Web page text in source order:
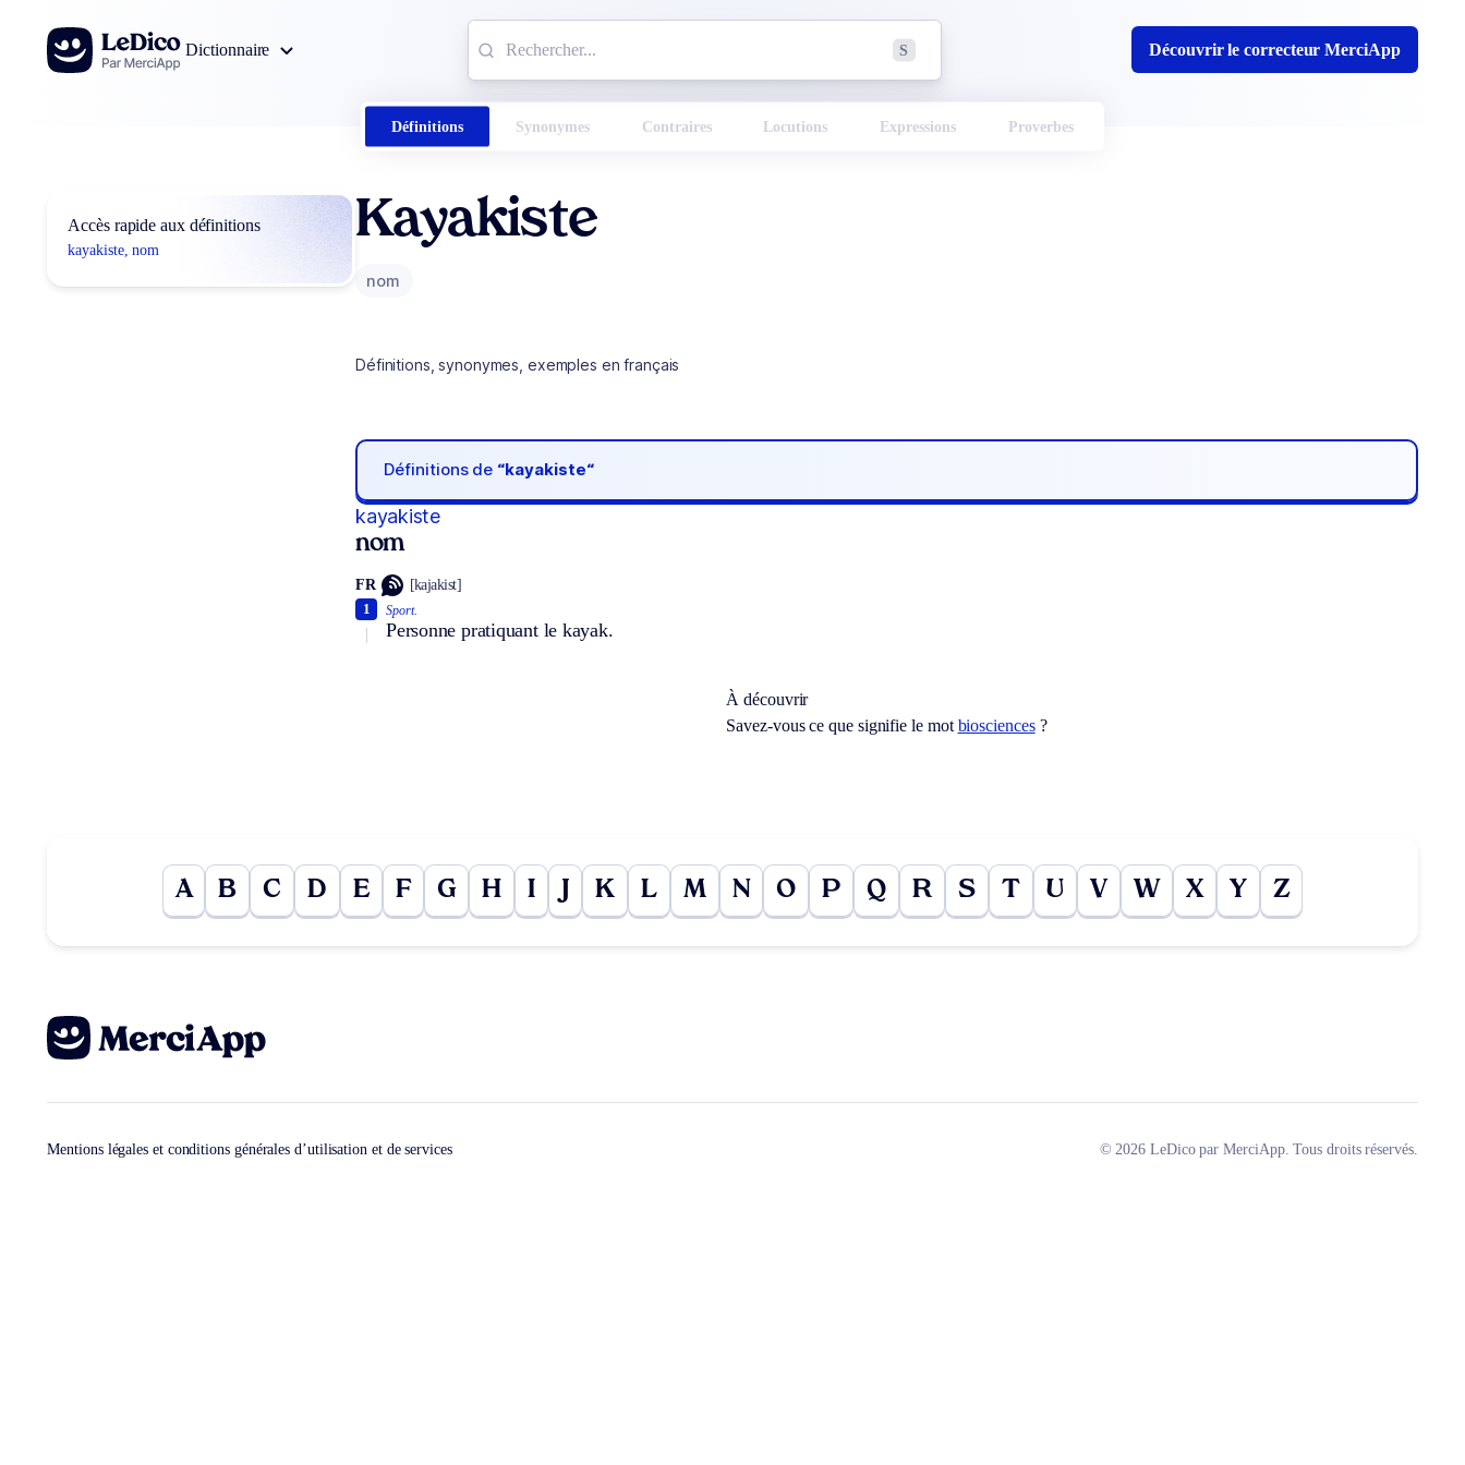
Aller au contenu
Dictionnaire
S Découvrir le correcteur MerciApp
Définitions Synonymes Contraires Locutions Expressions Proverbes
Accès rapide aux définitions
kayakiste, nom
Kayakiste
nom
Définitions, synonymes, exemples en français
Définitions de “kayakiste“
kayakiste
nom
FR [kajakist]
Sport.
Personne pratiquant le kayak.
1
À découvrir
Savez-vous ce que signifie le mot biosciences?
A B C D E F G H I K L M N O P Q R S T U V W X Y Z
Mentions légales et conditions générales d’utilisation et de services © 2026 LeDico par MerciApp. Tous droits réservés.